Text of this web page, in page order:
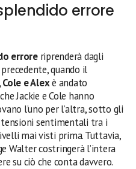
errore
erroreriprenderà dagli
quando il
e Alexè andato
Jackie e Cole hanno
l’uno per l’altra, sotto gli
tensioni sentimentali tra i
mai visti prima. Tuttavia,
Walter costringerà l’intera
su ciò che conta davvero.